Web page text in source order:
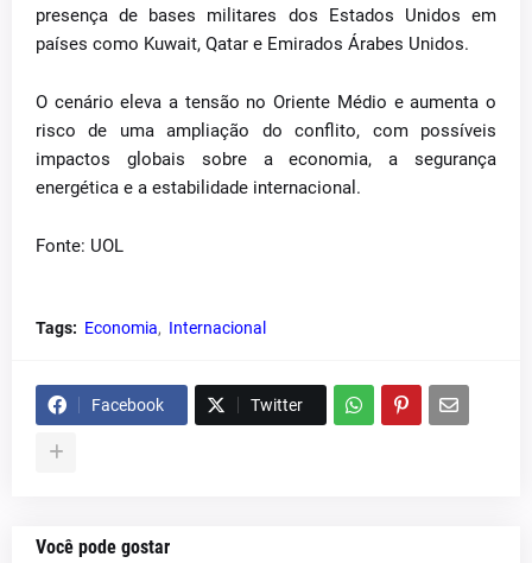
presença de bases militares dos Estados Unidos em
países como Kuwait, Qatar e Emirados Árabes Unidos.
O cenário eleva a tensão no Oriente Médio e aumenta o
risco de uma ampliação do conflito, com possíveis
impactos globais sobre a economia, a segurança
energética e a estabilidade internacional.
Fonte: UOL
Tags: Economia Internacional
Facebook Twitter
Você pode gostar